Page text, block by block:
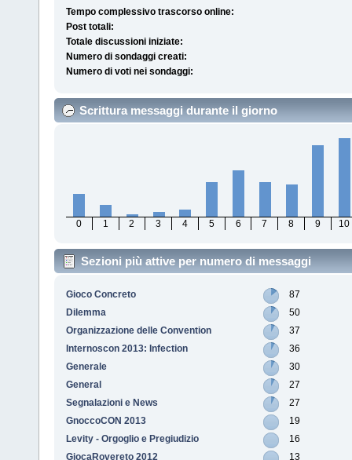
Tempo complessivo trascorso online:
Post totali:
Totale discussioni iniziate:
Numero di sondaggi creati:
Numero di voti nei sondaggi:
Scrittura messaggi durante il giorno
0 1 2 3 4 5 6 7 8 9 10
Sezioni più attive per numero di messaggi
Gioco Concreto
87
Dilemma
50
Organizzazione delle Convention
37
Internoscon 2013: Infection
36
Generale
30
General
27
Segnalazioni e News
27
GnoccoCON 2013
19
Levity - Orgoglio e Pregiudizio
16
GiocaRovereto 2012
13